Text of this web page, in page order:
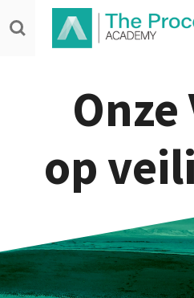
Ga
direct
hoofdinhoudOnze
op